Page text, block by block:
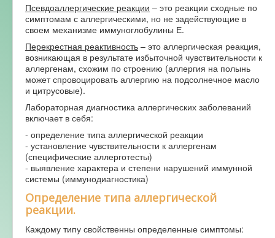
Псевдоаллергические реакции – это реакции сходные по
симптомам с аллергическими, но не задействующие в
своем механизме иммуноглобулины Е.
Перекрестная реактивность – это аллергическая реакция,
возникающая в результате избыточной чувствительности к
аллергенам, схожим по строению (аллергия на полынь
может спровоцировать аллергию на подсолнечное масло
и цитрусовые).
Лабораторная диагностика аллергических заболеваний
включает в себя:
- определение типа аллергической реакции
- установление чувствительности к аллергенам
(специфические аллерготесты)
- выявление характера и степени нарушений иммунной
системы (иммунодиагностика)
Определение типа аллергической
реакции.
Каждому типу свойственны определенные симптомы: